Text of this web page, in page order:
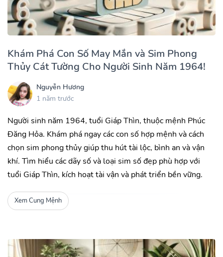
Khám Phá Con Số May Mắn và Sim Phong
Thủy Cát Tường Cho Người Sinh Năm 1964!
Nguyễn Hương
1 năm trước
Người sinh năm 1964, tuổi Giáp Thìn, thuộc mệnh Phúc
Đăng Hỏa. Khám phá ngay các con số hợp mệnh và cách
chọn sim phong thủy giúp thu hút tài lộc, bình an và vận
khí. Tìm hiểu các dãy số và loại sim số đẹp phù hợp với
tuổi Giáp Thìn, kích hoạt tài vận và phát triển bền vững.
Xem Cung Mệnh